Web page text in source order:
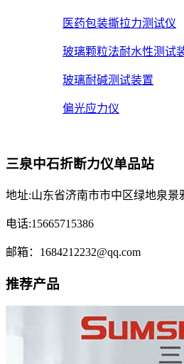
医药包装撕拉力测试仪
玻璃颗粒法耐水性测试
玻璃耐碱测试装置
偏光应力仪
三泉中石折断力仪单品站
地址:山东省济南市市中区绿地泉景
电话:15665715386
邮箱：1684212232@qq.com
推荐产品